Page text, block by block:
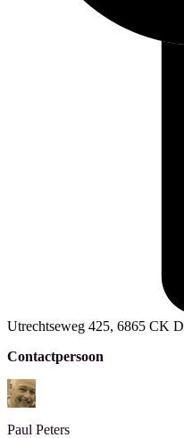
Utrechtseweg 425, 6865 CK
Contactpersoon
Paul Peters